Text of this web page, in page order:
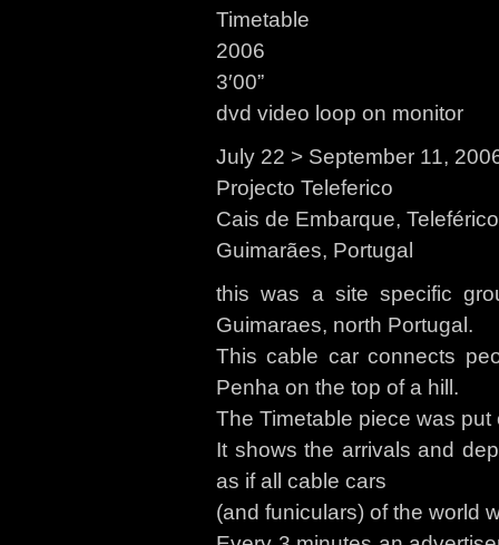
Timetable
2006
3′00”
dvd video loop on monitor
July 22 > September 11,
Projecto Teleferico
Cais de Embarque,
Guimarães, Portugal
this was a site specific
Guimaraes, north Portugal.
This cable car connects
Penha on the top of a hill.
The Timetable piece was
It shows the arrivals and
as if all cable cars
(and funiculars) of the world